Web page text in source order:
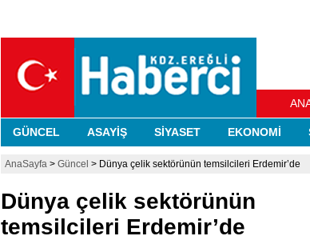
GÜNCEL ASAYİŞ SİYASET EKONOMİ
AnaSayfa > Güncel > Dünya çelik sektörünün temsilcileri Erdemir’de
Dünya çelik sektörünün
temsilcileri Erdemir’de